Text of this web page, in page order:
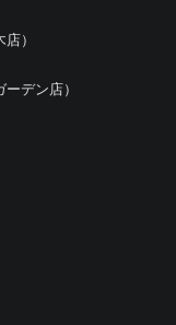
）
デン店）